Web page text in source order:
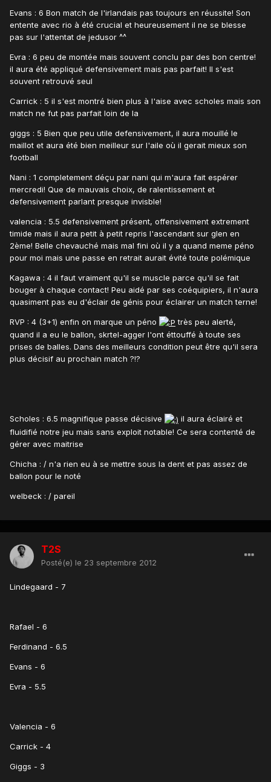
Evans : 6 Bon match de l'irlandais pas toujours en réussite! Son
entente avec rio à été crucial et heureusement il ne se blesse
pas sur l'attentat de jedusor ^^
Evra : 6 peu de montée mais souvent conclu par des bon centre!
il aura été appliqué defensivement mais pas parfait! Il s'est
souvent retrouvé seul
Carrick : 5 il s'est montré bien plus à l'aise avec scholes mais son
match ne fut pas parfait loin de la
giggs : 5 Bien que peu utile defensivement, il aura mouillé le
maillot et aura été bien meilleur sur l'aile où il gerait mieux son
football
Nani : 1 completement déçu par nani qui m'aura fait espérer
mercredi! Que de mauvais choix, de ralentissement et
defensivement parlant presque invisble!
valencia : 5.5 defensivement présent, offensivement extrement
timide mais il aura petit à petit repris l'ascendant sur glen en
2ème! Belle chevauché mais mal fini où il y a quand meme péno
pour moi mais une passe en retrait aurait évité toute polémique
Kagawa : 4 il faut vraiment qu'il se muscle parce qu'il se fait
bouger à chaque contact! Peu aidé par ses coéquipiers, il n'aura
quasiment pas eu d'éclair de génis pour éclairer un match terne!
RVP : 4 (3+1) enfin on marque un péno
très peu alerté,
quand il a eu le ballon, skrtel-agger l'ont éttouffé à toute ses
prises de balles. Dans des meilleurs condition peut être qu'il sera
plus décisif au prochain match ?!?
Scholes : 6.5 magnifique passe décisive
il aura éclairé et
fluidifié notre jeu mais sans exploit notable! Ce sera contenté de
gérer avec maitrise
Chicha : / n'a rien eu à se mettre sous la dent et pas assez de
ballon pour le noté
welbeck : / pareil
T2S
Posté(e) le 23 septembre 2012
Lindegaard - 7
Rafael - 6
Ferdinand - 6.5
Evans - 6
Evra - 5.5
Valencia - 6
Carrick - 4
Giggs - 3